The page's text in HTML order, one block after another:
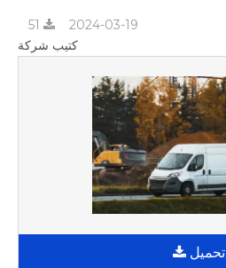
2024-03-19
كتيب شركة
تحميل